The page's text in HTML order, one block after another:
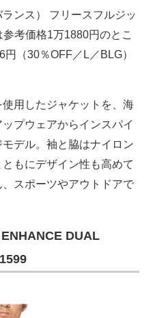
ンス） フリースフルジッ
考価格1万1880円のとこ
（30％OFF／L／BLG）
用したジャケットを、海
プウェアからインスパイ
デル。袖と脇はナイロン
もにデザイン性も高めて
スポーツやアウトドアで
DUAL